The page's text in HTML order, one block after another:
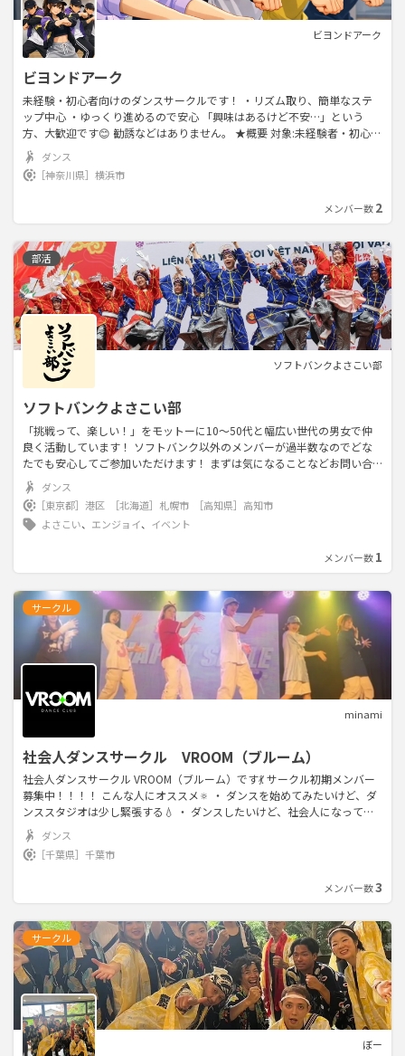
ビヨンドアーク
ビヨンドアーク
未経験・初心者向けのダンスサークルです！ ・リズム取り、簡単なステ
ップ中心 ・ゆっくり進めるので安心 「興味はあるけど不安…」という
方、大歓迎です😊 勧誘などはありません。 ★概要 対象:未経験者・初心者
場所:横浜市内のダンススタジオ(横浜駅周辺等) 開催日:土曜日 月1~2回 費
用:無料、スタジオ代はワリカン 私は学生時代に7年程ダンスをしていまし
た！ 気になった方はお気軽にメッセージください！
ダンス
［神奈川県］ 横浜市
メンバー数2
部活
ソフトバンクよさこい部
ソフトバンクよさこい部
「挑戦って、楽しい！」をモットーに10〜50代と幅広い世代の男女で仲
良く活動しています！ ソフトバンク以外のメンバーが過半数なのでどな
たでも安心してご参加いただけます！ まずは気になることなどお問い合
わせだけでも大歓迎なのでお気軽にご連絡ください！ よさこいの2大イベ
ント、6月の札幌のYOSAKOIソーラン祭り、8月の発祥の地高知のよさこ
い祭りに出場予定🏮 海外イベントは、ベトナム、マレーシア、カナダを予
定してます🌎 その他国内イベント多数参加します～
ダンス
［東京都］ 港区 ［北海道］ 札幌市 ［高知県］ 高知市
よさこい、 エンジョイ、 イベント
メンバー数1
サークル
minami
社会人ダンスサークル VROOM（ブルーム）
社会人ダンスサークル VROOM（ブルーム）です💃 サークル初期メンバー
募集中！！！！ こんな人にオススメ🔅 ・ ダンスを始めてみたいけど、ダ
ンススタジオは少し緊張する💧 ・ ダンスしたいけど、社会人になって機
会がなくなった ・ 運動不足解消、ダイエット目的 ・ 安くダンスを習いた
い！ ・ 友達作りたい！！👭🤍 ・ダンスのステージに立ちたい！ 💃ジャン
ル 参加者のご要望を元にレッスン内容を決めてきます☺️ ・ KPOP ・ HIPH
を借りています。 📆レッスンスケジュール 毎週水曜・土曜 20時～22時
ダンス
［千葉県］ 千葉市
メンバー数3
サークル
ぼー